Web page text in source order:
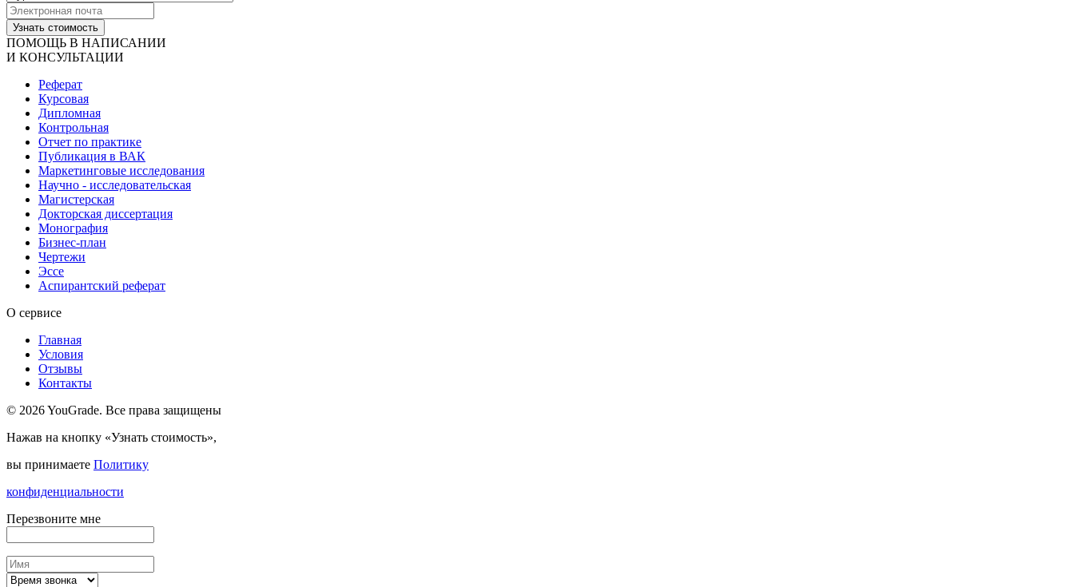
ПОМОЩЬ В НАПИСАНИИ
И КОНСУЛЬТАЦИИ
Реферат
Курсовая
Дипломная
Контрольная
Отчет по практике
Публикация в ВАК
Маркетинговые исследования
Научно - исследовательская
Магистерская
Докторская диссертация
Монография
Бизнес-план
Чертежи
Эссе
Аспирантский реферат
О сервисе
Главная
Условия
Отзывы
Контакты
© 2026 YouGrade. Все права защищены
Нажав на кнопку «Узнать стоимость»,
вы принимаете Политику
конфиденциальности
Перезвоните мне